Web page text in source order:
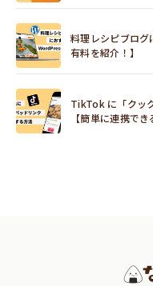
料理レシピブロ
有料を紹介！】
TikTok に「クッ
【簡単に連携でき